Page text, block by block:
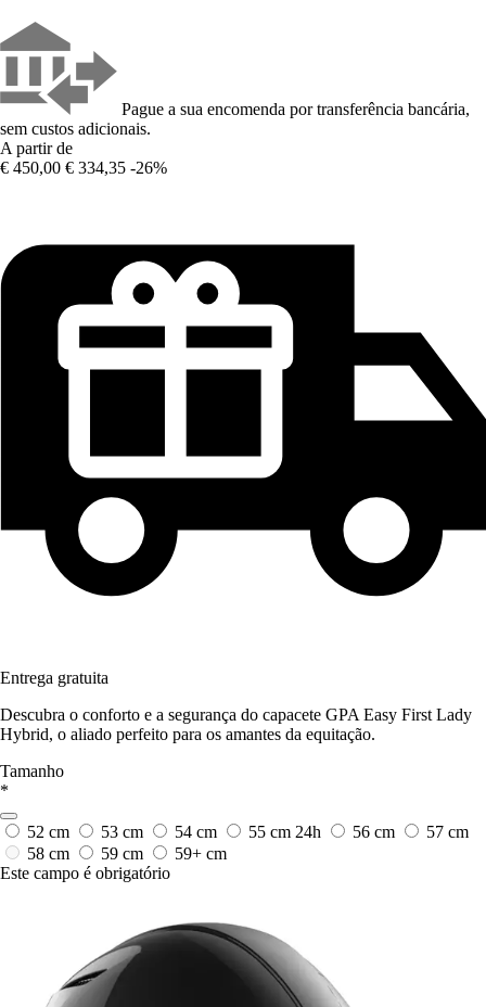
Pague a sua encomenda por transferência bancária,
sem custos adicionais.
A partir de
€ 450,00 € 334,35 -26%
Entrega gratuita
Descubra o conforto e a segurança do capacete GPA Easy First Lady
Hybrid, o aliado perfeito para os amantes da equitação.
Tamanho
*
52 cm 53 cm 54 cm 55 cm 24h 56 cm
57 cm
58 cm
59 cm
59+ cm
Este campo é obrigatório